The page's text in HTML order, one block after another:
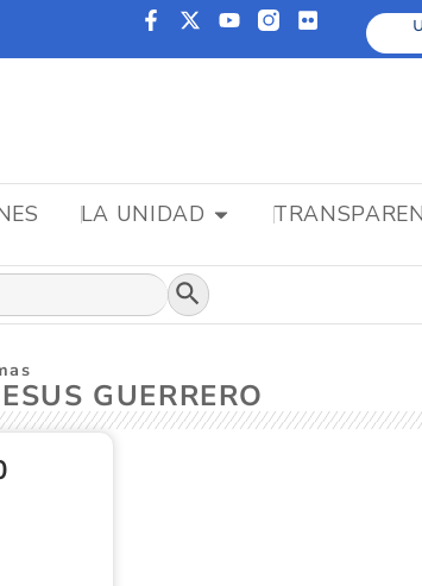
LA UNIDAD
Botón de búsqueda
GUERRERO